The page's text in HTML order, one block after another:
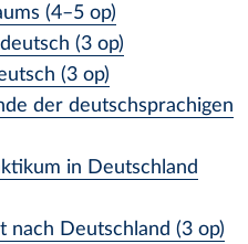
(4–5 op)
(3 op)
(3 op)
der deutschsprachigen
in Deutschland
nach Deutschland (3 op)